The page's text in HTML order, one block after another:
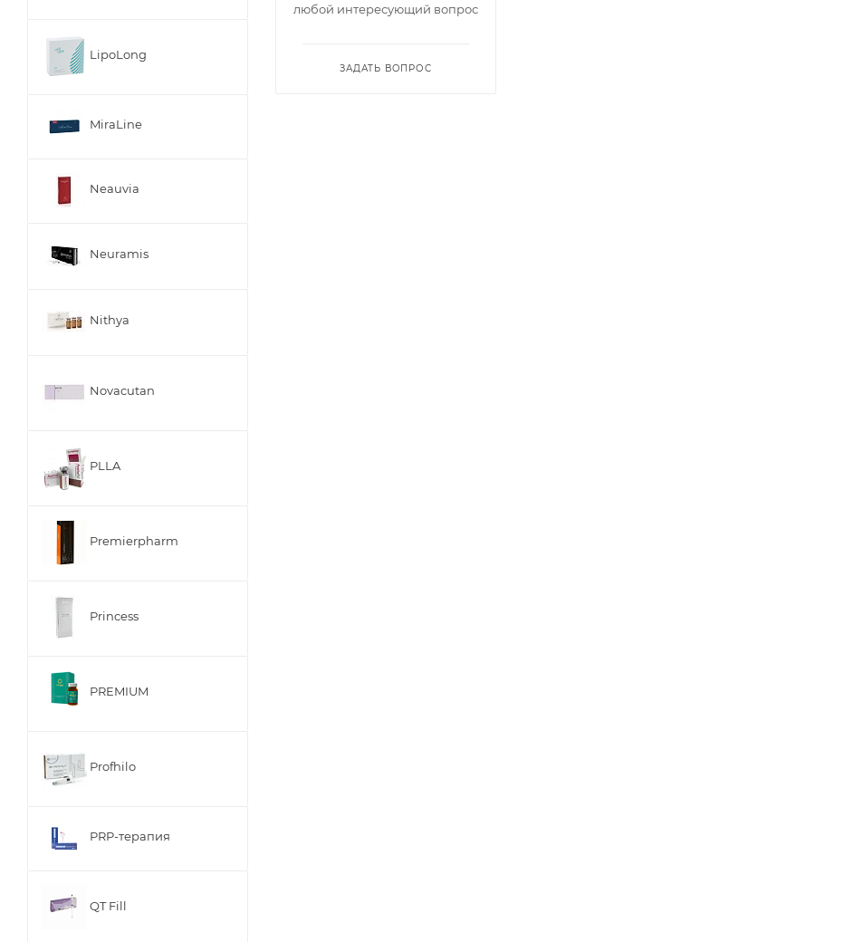
любой интересующий вопрос
ЗАДАТЬ ВОПРОС
LipoLong
MiraLine
Neauvia
Neuramis
Nithya
Novacutan
PLLA
Premierpharm
Princess
PREMIUM
Profhilo
PRP-терапия
QT Fill